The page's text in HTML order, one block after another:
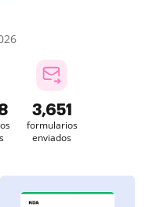
3,652
formularios
enviados